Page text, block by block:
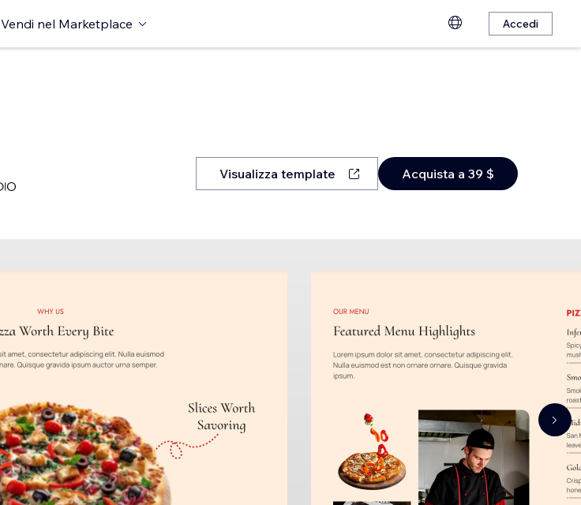
Vendi nel Marketplace Accedi
Visualizza template Acquista a 39 $